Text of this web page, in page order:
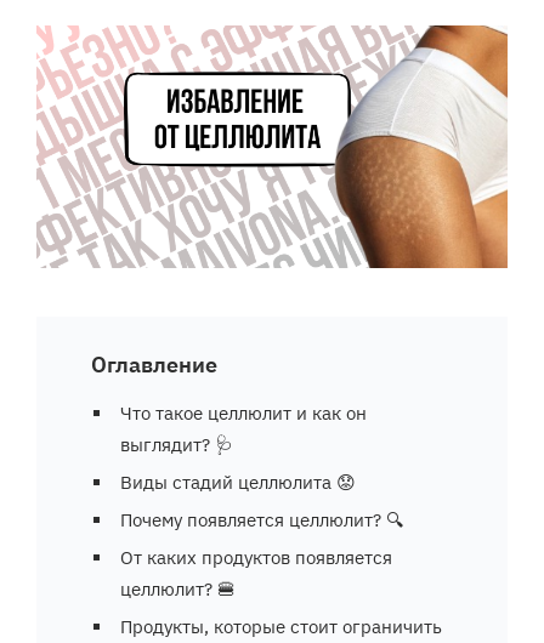
Оглавление
Что такое целлюлит и как он
выглядит? 🩺
Виды стадий целлюлита 😟
Почему появляется целлюлит? 🔍
От каких продуктов появляется
целлюлит? 🍔
Продукты, которые стоит ограничить